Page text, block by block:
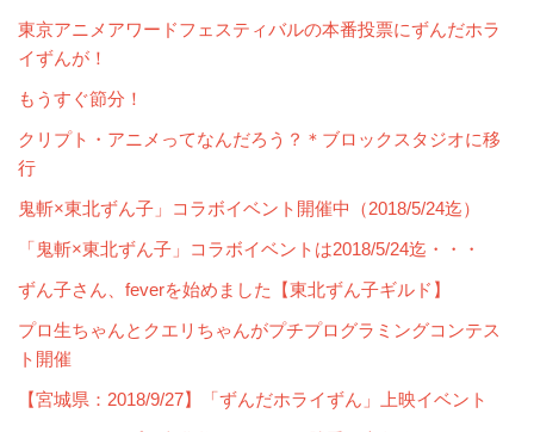
東京アニメアワードフェスティバルの本番投票にずんだホラ
イずんが！
もうすぐ節分！
クリプト・アニメってなんだろう？＊ブロックスタジオに移
行
鬼斬×東北ずん子」コラボイベント開催中（2018/5/24迄）
「鬼斬×東北ずん子」コラボイベントは2018/5/24迄・・・
ずん子さん、feverを始めました【東北ずん子ギルド】
プロ生ちゃんとクエリちゃんがプチプログラミングコンテス
ト開催
【宮城県：2018/9/27】「ずんだホライずん」上映イベント